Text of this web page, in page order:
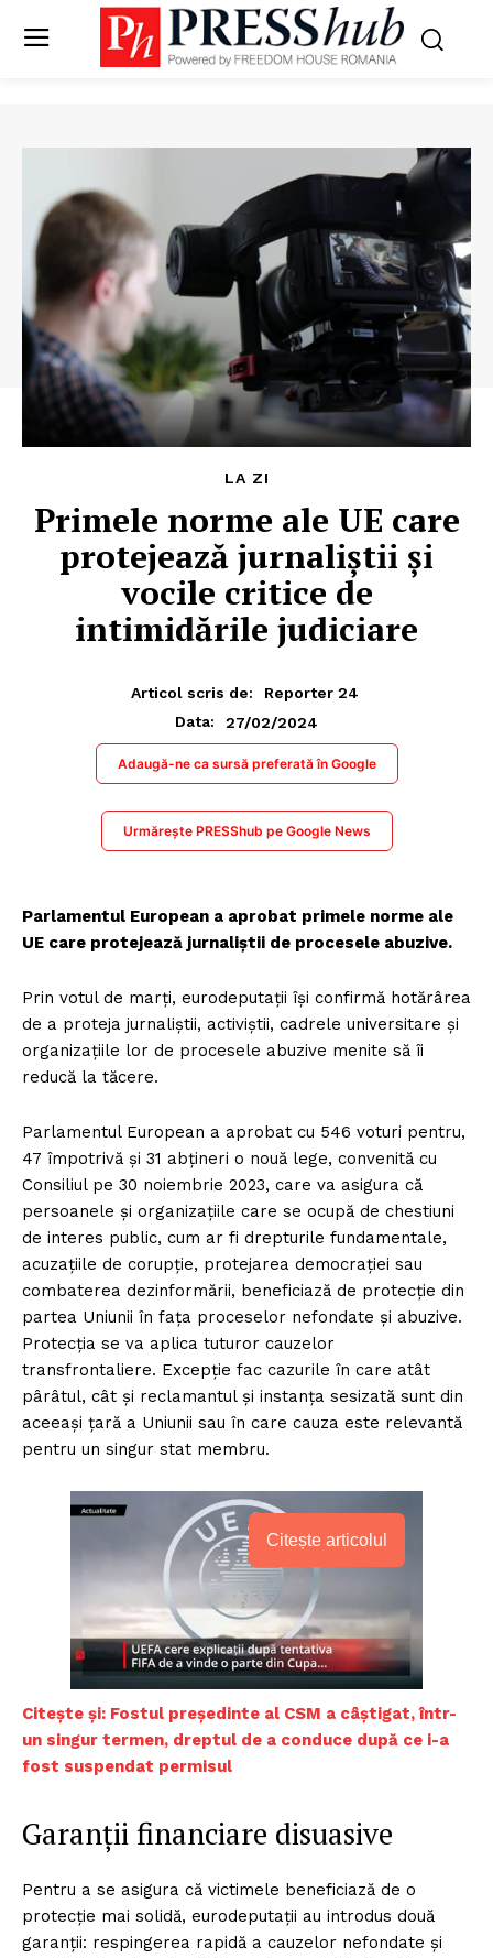
LA ZI
Primele norme ale UE care
protejează jurnaliștii și
vocile critice de
intimidările judiciare
Articol scris de:
Reporter 24
Data:
27/02/2024
Adaugă-ne ca sursă preferată în Google
Urmărește PRESShub pe Google News
Parlamentul European a aprobat primele norme ale
UE care protejează jurnaliștii de procesele abuzive.
Prin votul de marți, eurodeputații își confirmă hotărârea
de a proteja jurnaliștii, activiștii, cadrele universitare și
organizațiile lor de procesele abuzive menite să îi
reducă la tăcere.
Parlamentul European a aprobat cu 546 voturi pentru,
47 împotrivă și 31 abțineri o nouă lege, convenită cu
Consiliul pe 30 noiembrie 2023, care va asigura că
persoanele și organizațiile care se ocupă de chestiuni
de interes public, cum ar fi drepturile fundamentale,
acuzațiile de corupție, protejarea democrației sau
combaterea dezinformării, beneficiază de protecție din
partea Uniunii în fața proceselor nefondate și abuzive.
Protecția se va aplica tuturor cauzelor
transfrontaliere. Excepție fac cazurile în care atât
pârâtul, cât și reclamantul și instanța sesizată sunt din
aceeași țară a Uniunii sau în care cauza este relevantă
pentru un singur stat membru.
Citește articolul
Citește și: Fostul președinte al CSM a câștigat, într-
un singur termen, dreptul de a conduce după ce i-a
fost suspendat permisul
Garanții financiare disuasive
Pentru a se asigura că victimele beneficiază de o
protecție mai solidă, eurodeputații au introdus două
garanții: respingerea rapidă a cauzelor nefondate și